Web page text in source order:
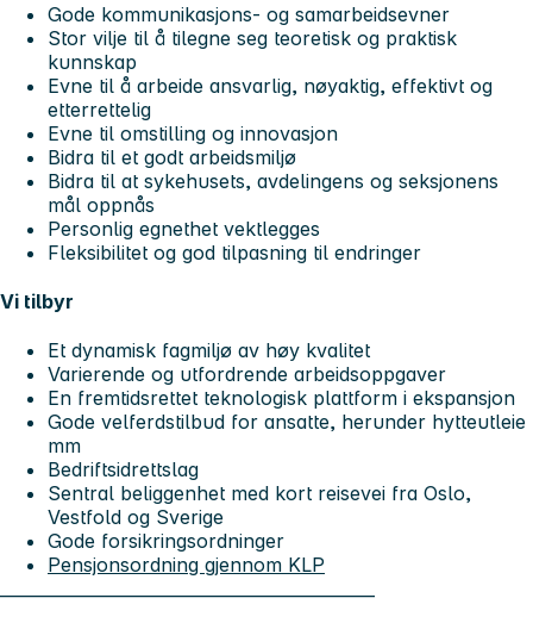
Gode kommunikasjons- og samarbeidsevner
Stor vilje til å tilegne seg teoretisk og praktisk
kunnskap
Evne til å arbeide ansvarlig, nøyaktig, effektivt og
etterrettelig
Evne til omstilling og innovasjon
Bidra til et godt arbeidsmiljø
Bidra til at sykehusets, avdelingens og seksjonens
mål oppnås
Personlig egnethet vektlegges
Fleksibilitet og god tilpasning til endringer
Vi tilbyr
Et dynamisk fagmiljø av høy kvalitet
Varierende og utfordrende arbeidsoppgaver
En fremtidsrettet teknologisk plattform i ekspansjon
Gode velferdstilbud for ansatte, herunder hytteutleie
mm
Bedriftsidrettslag
Sentral beliggenhet med kort reisevei fra Oslo,
Vestfold og Sverige
Gode forsikringsordninger
Pensjonsordning gjennom KLP